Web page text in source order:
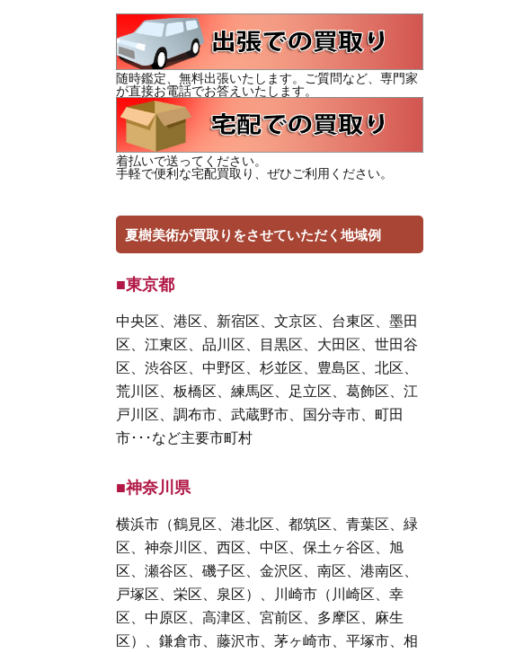
随時鑑定、無料出張いたします。ご質問など、専門家
が直接お電話でお答えいたします。
着払いで送ってください。
手軽で便利な宅配買取り、ぜひご利用ください。
夏樹美術が買取りをさせていただく地域例
■東京都
中央区、港区、新宿区、文京区、台東区、墨田
区、江東区、品川区、目黒区、大田区、世田谷
区、渋谷区、中野区、杉並区、豊島区、北区、
荒川区、板橋区、練馬区、足立区、葛飾区、江
戸川区、調布市、武蔵野市、国分寺市、町田
市･･･など主要市町村
■神奈川県
横浜市（鶴見区、港北区、都筑区、青葉区、緑
区、神奈川区、西区、中区、保土ヶ谷区、旭
区、瀬谷区、磯子区、金沢区、南区、港南区、
戸塚区、栄区、泉区）、川崎市（川崎区、幸
区、中原区、高津区、宮前区、多摩区、麻生
区）、鎌倉市、藤沢市、茅ヶ崎市、平塚市、相